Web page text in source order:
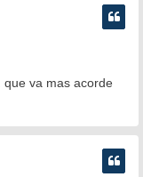
va mas acorde